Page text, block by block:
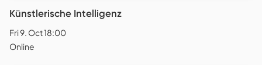
Künstlerische Intelligenz
Fri 9. Oct 18:00
Online